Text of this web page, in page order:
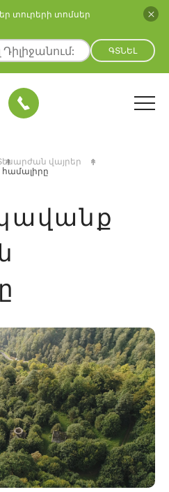
տուրերի տոմսեր
ԳՏՆԵԼ
վայրեր